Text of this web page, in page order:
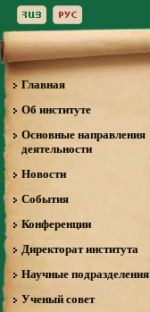
Главная
Об институте
Основные направления
деятельности
Новости
События
Конференции
Директорат института
Научные подразделения
Ученый совет